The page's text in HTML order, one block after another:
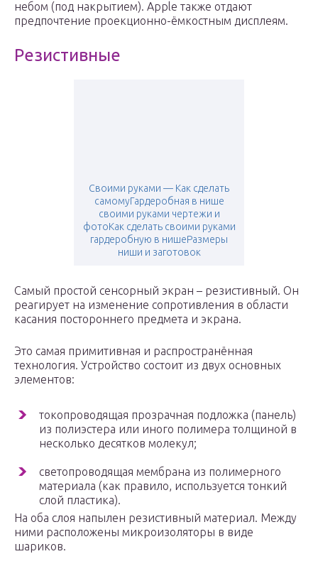
небом (под накрытием). Apple также отдают
предпочтение проекционно-ёмкостным дисплеям.
Резистивные
Своими руками — Как сделать
самомуГардеробная в нише
своими руками чертежи и
фотоКак сделать своими руками
гардеробную в нишеРазмеры
ниши и заготовок
Самый простой сенсорный экран – резистивный. Он
реагирует на изменение сопротивления в области
касания постороннего предмета и экрана.
Это самая примитивная и распространённая
технология. Устройство состоит из двух основных
элементов:
токопроводящая прозрачная подложка (панель)
из полиэстера или иного полимера толщиной в
несколько десятков молекул;
светопроводящая мембрана из полимерного
материала (как правило, используется тонкий
слой пластика).
На оба слоя напылен резистивный материал. Между
ними расположены микроизоляторы в виде
шариков.